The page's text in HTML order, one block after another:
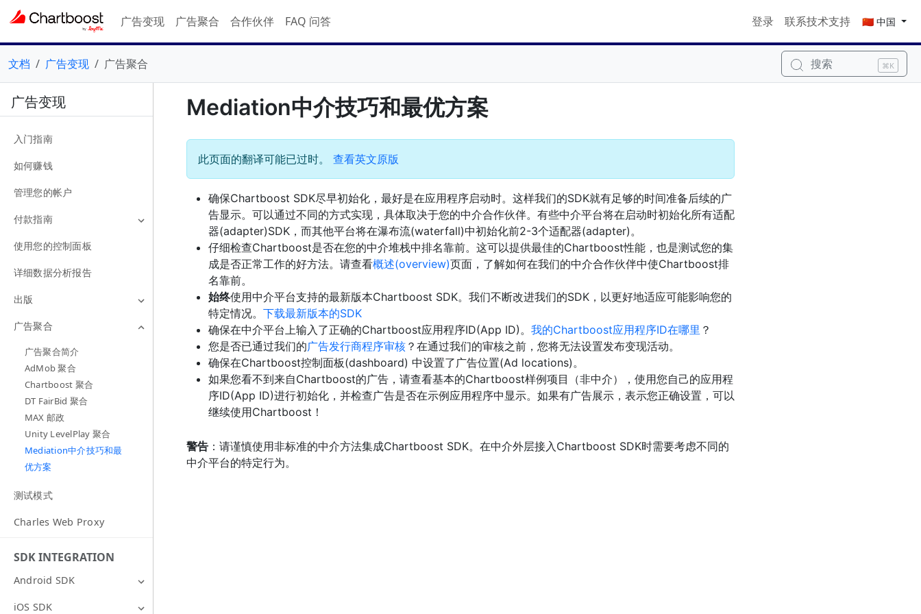
广告变现 广告聚合 合作伙伴 FAQ 问答 登录 联系技术支持 🇨🇳 中国
文档 广告变现 广告聚合 搜索 ⌘K
广告变现
入门指南
如何赚钱
管理您的帐户
付款指南
使用您的控制面板
详细数据分析报告
出版
广告聚合
广告聚合简介
AdMob 聚合
Chartboost 聚合
DT FairBid 聚合
MAX 邮政
Unity LevelPlay 聚合
Mediation中介技巧和最
优方案
测试模式
Charles Web Proxy
SDK INTEGRATION
Android SDK
iOS SDK
Mediation中介技巧和最优方案
此页面的翻译可能已过时。 查看英文原版
确保Chartboost SDK尽早初始化，最好是在应用程序启动时。这样我们的SDK就有足够的时间准备后续的广
告显示。可以通过不同的方式实现，具体取决于您的中介合作伙伴。有些中介平台将在启动时初始化所有适配
器(adapter)SDK，而其他平台将在瀑布流(waterfall)中初始化前2-3个适配器(adapter)。
仔细检查Chartboost是否在您的中介堆栈中排名靠前。这可以提供最佳的Chartboost性能，也是测试您的集
成是否正常工作的好方法。请查看概述(overview)页面，了解如何在我们的中介合作伙伴中使Chartboost排
名靠前。
始终使用中介平台支持的最新版本Chartboost SDK。我们不断改进我们的SDK，以更好地适应可能影响您的
特定情况。 下载最新版本的SDK
确保在中介平台上输入了正确的Chartboost应用程序ID(App ID)。 我的Chartboost应用程序ID在哪里 ？
您是否已通过我们的广告发行商程序审核 ？在通过我们的审核之前，您将无法设置发布变现活动。
确保在Chartboost控制面板(dashboard) 中设置了广告位置(Ad locations)。
如果您看不到来自Chartboost的广告，请查看基本的Chartboost样例项目（非中介），使用您自己的应用程
序ID(App ID)进行初始化，并检查广告是否在示例应用程序中显示。如果有广告展示，表示您正确设置，可以
继续使用Chartboost！
警告 ：请谨慎使用非标准的中介方法集成Chartboost SDK。在中介外层接入Chartboost SDK时需要考虑不同的
中介平台的特定行为。